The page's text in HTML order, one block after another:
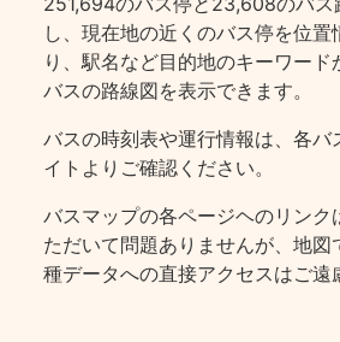
し、現在地の近くのバス停を位置
り、駅名など目的地のキーワード
バスの路線図を表示できます。
バスの時刻表や運行情報は、各バ
イトよりご確認ください。
バスマップの各ページヘのリンク
ただいて問題ありませんが、地図
種データへの直接アクセスはご遠